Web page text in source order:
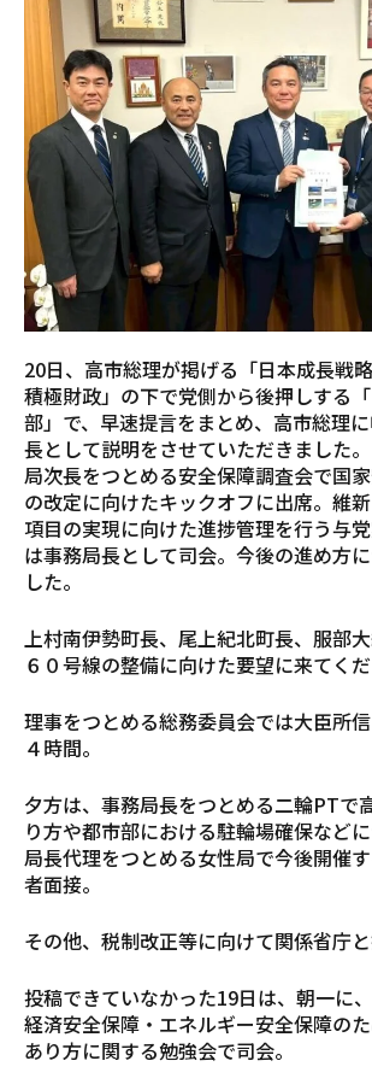
20日、高市総理が掲げる「日本成長戦
積極財政」の下で党側から後押しする
部」で、早速提言をまとめ、高市総理
長として説明をさせていただきました
局次長をつとめる安全保障調査会で国
の改定に向けたキックオフに出席。維
項目の実現に向けた進捗管理を行う与
は事務局長として司会。今後の進め方
した。
上村南伊勢町長、尾上紀北町長、服部
６０号線の整備に向けた要望に来てくだ
理事をつとめる総務委員会では大臣所
４時間。
夕方は、事務局長をつとめる二輪PTで
り方や都市部における駐輪場確保などに
局長代理をつとめる女性局で今後開催
者面接。
その他、税制改正等に向けて関係省庁と
投稿できていなかった19日は、朝一に
経済安全保障・エネルギー安全保障の
あり方に関する勉強会で司会。